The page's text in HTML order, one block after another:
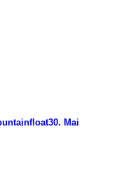
30. Mai